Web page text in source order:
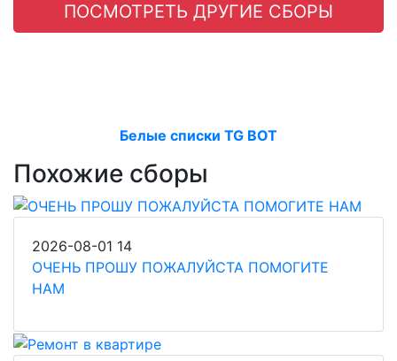
ПОСМОТРЕТЬ ДРУГИЕ СБОРЫ
Белые списки TG BOT
Похожие сборы
2026-08-01 14
ОЧЕНЬ ПРОШУ ПОЖАЛУЙСТА ПОМОГИТЕ
НАМ